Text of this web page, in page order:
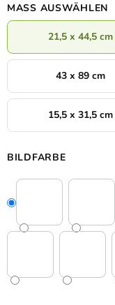
MASS AUSWÄHLEN
21,5 x 44,5 cm
43 x 89 cm
15,5 x 31,5 cm
BILDFARBE